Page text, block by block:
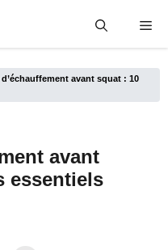
avant squat : 10
avant
essentiels